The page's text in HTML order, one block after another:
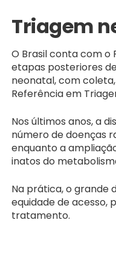
Triagem
O Brasil conta com o
etapas posteriores
neonatal, com
Referência em
Nos últimos anos, a
número de doenças
enquanto a
inatos do
Na prática, o grande
equidade de acesso,
tratamento.